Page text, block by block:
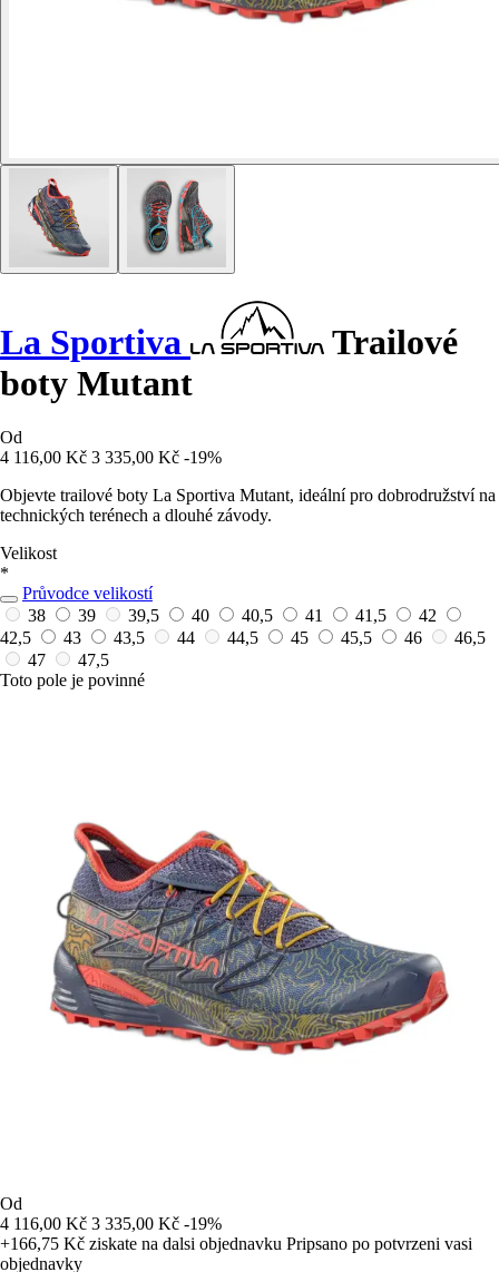
La Sportiva
Trailové
boty Mutant
Od
4 116,00 Kč 3 335,00 Kč -19%
Objevte trailové boty La Sportiva Mutant, ideální pro dobrodružství na
technických terénech a dlouhé závody.
Velikost
*
Průvodce velikostí
38
39 39,5 40 40,5 41 41,5
42
42,5
43 43,5 44 44,5 45 45,5 46
46,5
47
47,5
Toto pole je povinné
Od
4 116,00 Kč 3 335,00 Kč -19%
+166,75 Kč ziskate na dalsi objednavku Pripsano po potvrzeni vasi
objednavky